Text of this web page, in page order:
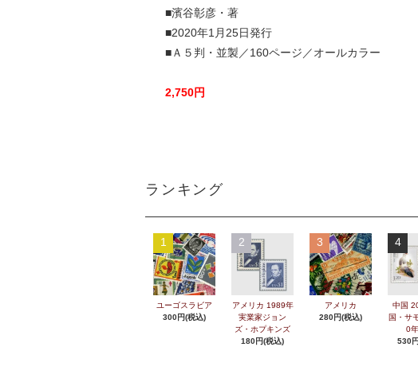
■濱谷彰彦・著
■2020年1月25日発行
■Ａ５判・並製／160ページ／オールカラー
2,750円
ランキング
1
ユーゴスラビア
300円(税込)
2
アメリカ 1989年
実業家ジョン
ズ・ホプキンズ
180円(税込)
3
アメリカ
280円(税込)
4
中国
国・サ
0
530